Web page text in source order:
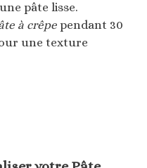
pâte lisse.
à crêpe pendant 30
une texture